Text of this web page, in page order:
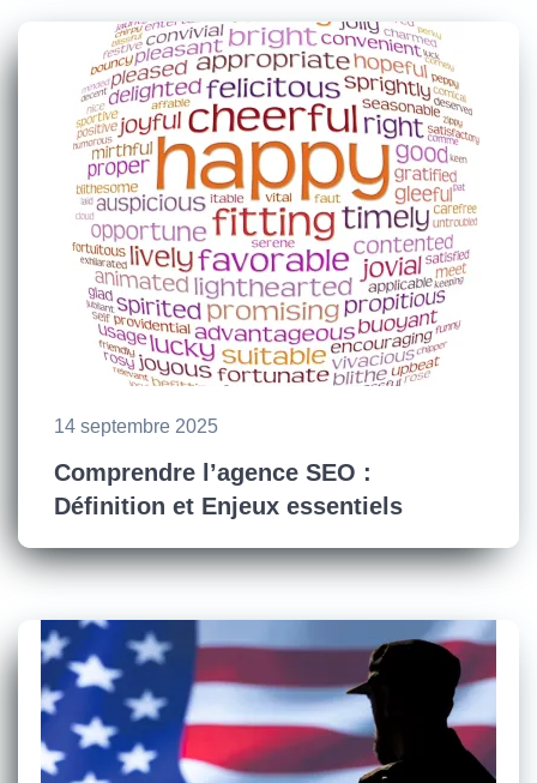
14 septembre 2025
Comprendre l’agence SEO :
Définition et Enjeux essentiels